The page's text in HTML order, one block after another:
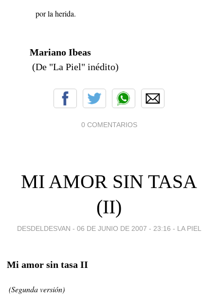
por la herida.
Mariano Ibeas
(De "La Piel" inédito)
0 COMENTARIOS
MI AMOR SIN TASA
(II)
DESDELDESVAN - 06 DE JUNIO DE 2007 - 23:16 - LA PIEL
Mi amor sin tasa II
(Segunda versión)